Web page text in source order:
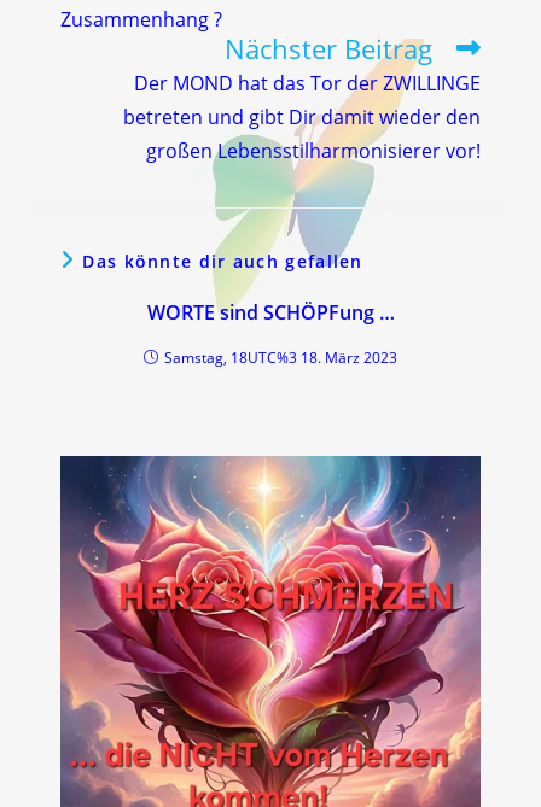
Zusammenhang ?
Nächster Beitrag
Der MOND hat das Tor der ZWILLINGE
betreten und gibt Dir damit wieder den
großen Lebensstilharmonisierer vor!
Das könnte dir auch gefallen
WORTE sind SCHÖPFung …
Samstag, 18UTC%3 18. März 2023